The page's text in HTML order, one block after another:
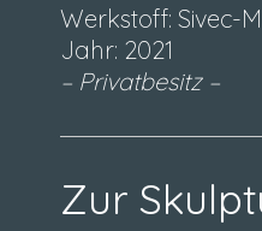
Werkstoff: Sivec-
Jahr: 2021
– Privatbesitz –
Zur